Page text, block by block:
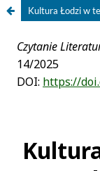
Kultura Łodzi w